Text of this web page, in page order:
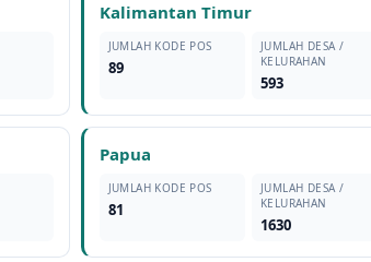
Kalimantan Timur
JUMLAH KODE POS
89
JUMLAH DESA /
KELURAHAN
593
Papua
JUMLAH KODE POS
81
JUMLAH DESA /
KELURAHAN
1630